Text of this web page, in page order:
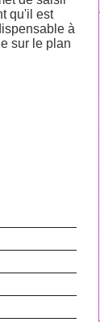
qu'il est
à
sur le plan